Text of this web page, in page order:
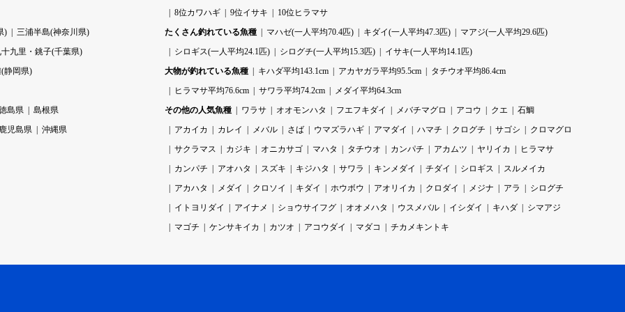
)
三浦半島(神奈川県)
九里・銚子(千葉県)
静岡県)
島県
島根県
児島県
沖縄県
8位カワハギ 9位イサキ
10位ヒラマサ
たくさん釣れている魚種
マハゼ(一人平均70.4匹) キダイ(一人平均47.3匹)
マアジ(一人平均29.6匹)
シロギス(一人平均24.1匹)
シログチ(一人平均15.3匹)
イサキ(一人平均14.1匹)
大物が釣れている魚種
キハダ平均143.1cm アカヤガラ平均95.5cm
タチウオ平均86.4cm
ヒラマサ平均76.6cm
サワラ平均74.2cm
メダイ平均64.3cm
その他の人気魚種
ワラサ オオモンハタ フエフキダイ メバチマグロ アコウ クエ
石鯛
アカイカ
カレイ メバル さば ウマズラハギ アマダイ ハマチ クログチ サゴシ
クロマグロ
サクラマス
カジキ オニカサゴ マハタ タチウオ カンパチ アカムツ ヤリイカ
ヒラマサ
カンパチ
アオハタ スズキ キジハタ サワラ キンメダイ チダイ シロギス
スルメイカ
アカハタ
メダイ クロソイ キダイ ホウボウ アオリイカ クロダイ メジナ アラ
シログチ
イトヨリダイ
アイナメ ショウサイフグ オオメハタ ウスメバル イシダイ キハダ
シマアジ
マゴチ
ケンサキイカ カツオ アコウダイ マダコ チカメキントキ